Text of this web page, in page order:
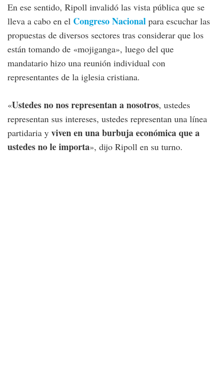
En ese sentido, Ripoll invalidó las vista pública que se
lleva a cabo en el Congreso Nacional para escuchar las
propuestas de diversos sectores tras considerar que los
están tomando de «mojiganga», luego del que
mandatario hizo una reunión individual con
representantes de la iglesia cristiana.
«Ustedes no nos representan a nosotros, ustedes
representan sus intereses, ustedes representan una línea
partidaria y viven en una burbuja económica que a
ustedes no le importa», dijo Ripoll en su turno.